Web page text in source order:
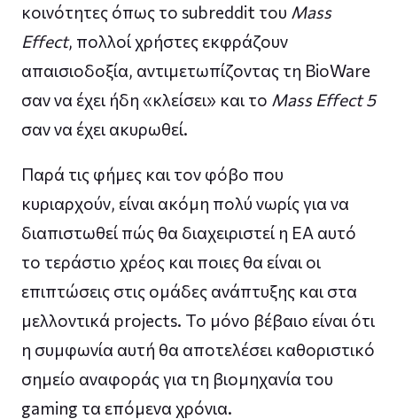
κοινότητες όπως το subreddit του Mass
Effect, πολλοί χρήστες εκφράζουν
απαισιοδοξία, αντιμετωπίζοντας τη BioWare
σαν να έχει ήδη «κλείσει» και το Mass Effect 5
σαν να έχει ακυρωθεί.
Παρά τις φήμες και τον φόβο που
κυριαρχούν, είναι ακόμη πολύ νωρίς για να
διαπιστωθεί πώς θα διαχειριστεί η EA αυτό
το τεράστιο χρέος και ποιες θα είναι οι
επιπτώσεις στις ομάδες ανάπτυξης και στα
μελλοντικά projects. Το μόνο βέβαιο είναι ότι
η συμφωνία αυτή θα αποτελέσει καθοριστικό
σημείο αναφοράς για τη βιομηχανία του
gaming τα επόμενα χρόνια.